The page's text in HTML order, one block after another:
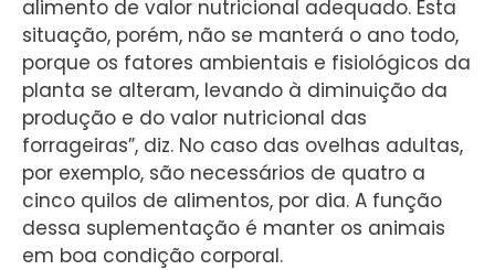
alimento de valor nutricional adequado. Esta
situação, porém, não se manterá o ano todo,
porque os fatores ambientais e fisiológicos da
planta se alteram, levando à diminuição da
produção e do valor nutricional das
forrageiras”, diz. No caso das ovelhas adultas,
por exemplo, são necessários de quatro a
cinco quilos de alimentos, por dia. A função
dessa suplementação é manter os animais
em boa condição corporal.